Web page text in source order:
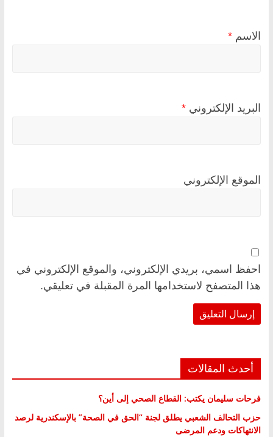
الاسم *
البريد الإلكتروني *
الموقع الإلكتروني
احفظ اسمي، بريدي الإلكتروني، والموقع الإلكتروني في
هذا المتصفح لاستخدامها المرة المقبلة في تعليقي.
أحدث المقالات
فرحات سليمان يكتب: القطاع الصحي إلى أين؟
حزب التحالف الشعبي يطلق لجنة “الحق في الصحة” بالإسكندرية لرصد
الانتهاكات ودعم المرضى